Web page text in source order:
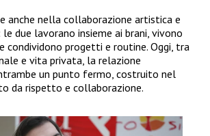
anche nella collaborazione artistica e
due lavorano insieme ai brani, vivono
condividono progetti e routine. Oggi, tra
e vita privata, la relazione
un punto fermo, costruito nel
da rispetto e collaborazione.